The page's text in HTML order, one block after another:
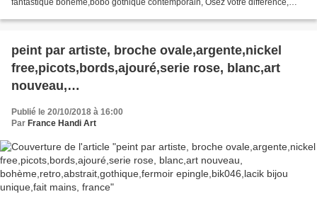
peint par artiste, broche ovale,argente,nickel
free,picots,bords,ajouré,serie rose, blanc,art
nouveau,
epingle,bik046,lacik bijou unique,fait mains,
Publié le 20/10/2018 à 16:00
Par France Handi Art